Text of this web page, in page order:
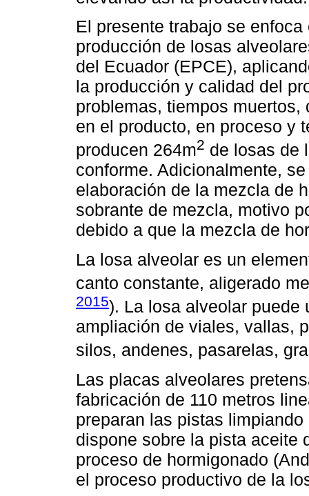
El presente trabajo se
producción de losas
del Ecuador (EPCE),
la producción y calidad del
problemas, tiempos
en el producto, en proceso y
producen 264m2 de losas de
conforme. Adicionalmente,
elaboración de la mezcla de
sobrante de mezcla, motivo
debido a que la mezcla de
La losa alveolar es un
canto constante, aligerado
2015). La losa alveolar puede
ampliación de viales, vallas,
silos, andenes, pasarelas,
Las placas alveolares
fabricación de 110 metros
preparan las pistas
dispone sobre la pista aceite
proceso de hormigonado
el proceso productivo de la